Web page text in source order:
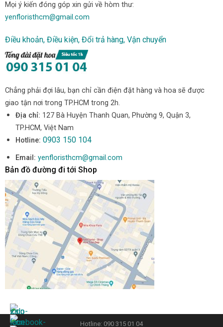
Mọi ý kiến đóng góp xin gửi về hòm thư:
yenfloristhcm@gmail.com
Điều khoản, Điều kiện, Đổi trả hàng, Vận chuyển
Chẳng phải đợi lâu, bạn chỉ cần điện đặt hàng và hoa sẽ được
giao tận nơi trong TP.HCM trong 2h.
Địa chỉ: 127 Bà Huyện Thanh Quan, Phường 9, Quận 3,
TP.HCM, Việt Nam
Hotline: 0903 150 104
Email: yenfloristhcm@gmail.com
Bản đồ đường đi tới Shop
Hotline: 090 315 01 04